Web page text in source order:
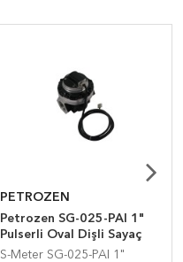
PETROZEN
Petrozen SG-025-PAI 1"
Pulserli Oval Dişli Sayaç
S-Meter SG-025-PAI 1"